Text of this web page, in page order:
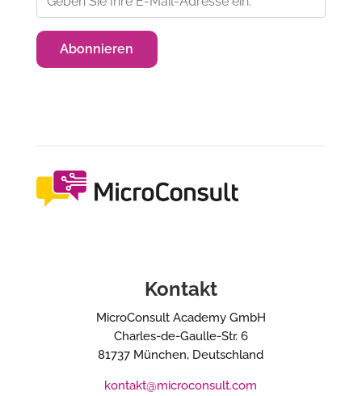
Kontakt
MicroConsult Academy GmbH
Charles-de-Gaulle-Str. 6
81737 München, Deutschland
kontakt@microconsult.com